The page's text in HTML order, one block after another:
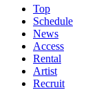
Top
Schedule
News
Access
Rental
Artist
Recruit